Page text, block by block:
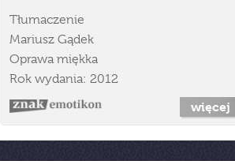
Tłumaczenie
Mariusz Gądek
Oprawa miękka
Rok wydania: 2012
więcej